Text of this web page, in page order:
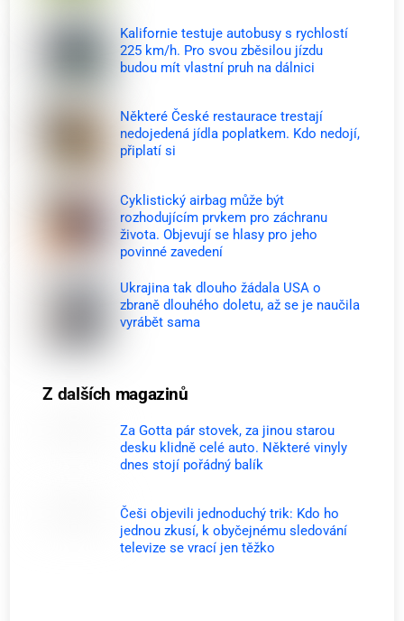
Kalifornie testuje autobusy s rychlostí
225 km/h. Pro svou zběsilou jízdu
budou mít vlastní pruh na dálnici
Některé České restaurace trestají
nedojedená jídla poplatkem. Kdo nedojí,
připlatí si
Cyklistický airbag může být
rozhodujícím prvkem pro záchranu
života. Objevují se hlasy pro jeho
povinné zavedení
Ukrajina tak dlouho žádala USA o
zbraně dlouhého doletu, až se je naučila
vyrábět sama
Z dalších magazinů
Za Gotta pár stovek, za jinou starou
desku klidně celé auto. Některé vinyly
dnes stojí pořádný balík
Češi objevili jednoduchý trik: Kdo ho
jednou zkusí, k obyčejnému sledování
televize se vrací jen těžko